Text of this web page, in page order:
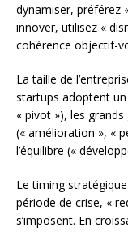
dynamiser, préférez
innover, utilisez «
cohérence objectif-
La taille de
startups adoptent un
« pivot »), les
(« amélioration », «
l’équilibre («
Le timing
période de crise, «
s’imposent. En